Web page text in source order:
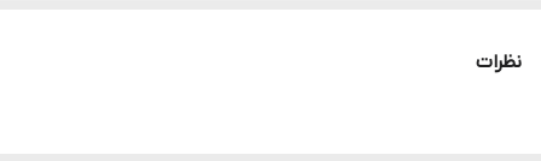
نظرات